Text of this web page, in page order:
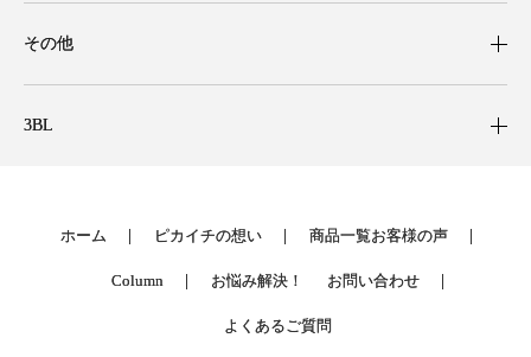
その他
3BL
ホーム ピカイチの想い 商品一覧お客様の声
Column お悩み解決！ お問い合わせ
よくあるご質問